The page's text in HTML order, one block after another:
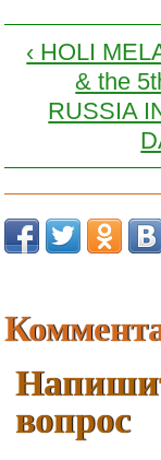
‹ HOLI
& the
RUSSIA
вопрос